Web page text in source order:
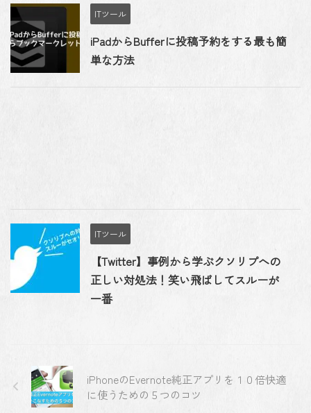
ITツール
iPadからBufferに投稿予約をする最も簡
単な方法
ITツール
【Twitter】事例から学ぶクソリプへの
正しい対処法！笑い飛ばしてスルーが
一番
iPhoneのEvernote純正アプリを１０倍快適
に使うための５つのコツ